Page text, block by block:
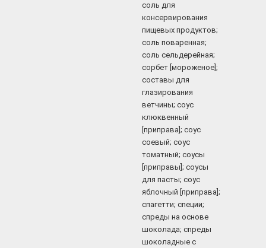
соль для
консервирования
пищевых продуктов;
соль поваренная;
соль сельдерейная;
сорбет [мороженое];
составы для
глазирования
ветчины; соус
клюквенный
[приправа]; соус
соевый; соус
томатный; соусы
[приправы]; соусы
для пасты; соус
яблочный [приправа];
спагетти; специи;
спреды на основе
шоколада; спреды
шоколадные с